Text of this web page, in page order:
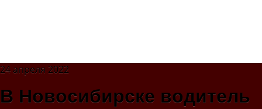
24 апреля 2022
В Новосибирске водитель